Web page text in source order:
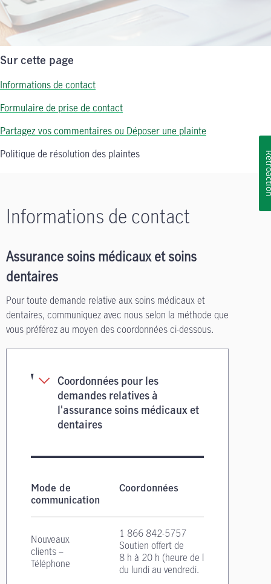
Sur cette page
Informations de contact
Formulaire de prise de contact
Partagez vos commentaires ou Déposer une plainte
Politique de résolution des plaintes
Informations de contact
Assurance soins médicaux et soins
dentaires
Pour toute demande relative aux soins médicaux et
dentaires, communiquez avec nous selon la méthode que
vous préférez au moyen des coordonnées ci-dessous.
Coordonnées pour les
demandes relatives à
l'assurance soins médicaux et
dentaires
Mode de
communication
Coordonnées
Nouveaux
clients –
Téléphone
1 866 842-5757
Soutien offert de
8 h à 20 h (heure de l'Est)
du lundi au vendredi.